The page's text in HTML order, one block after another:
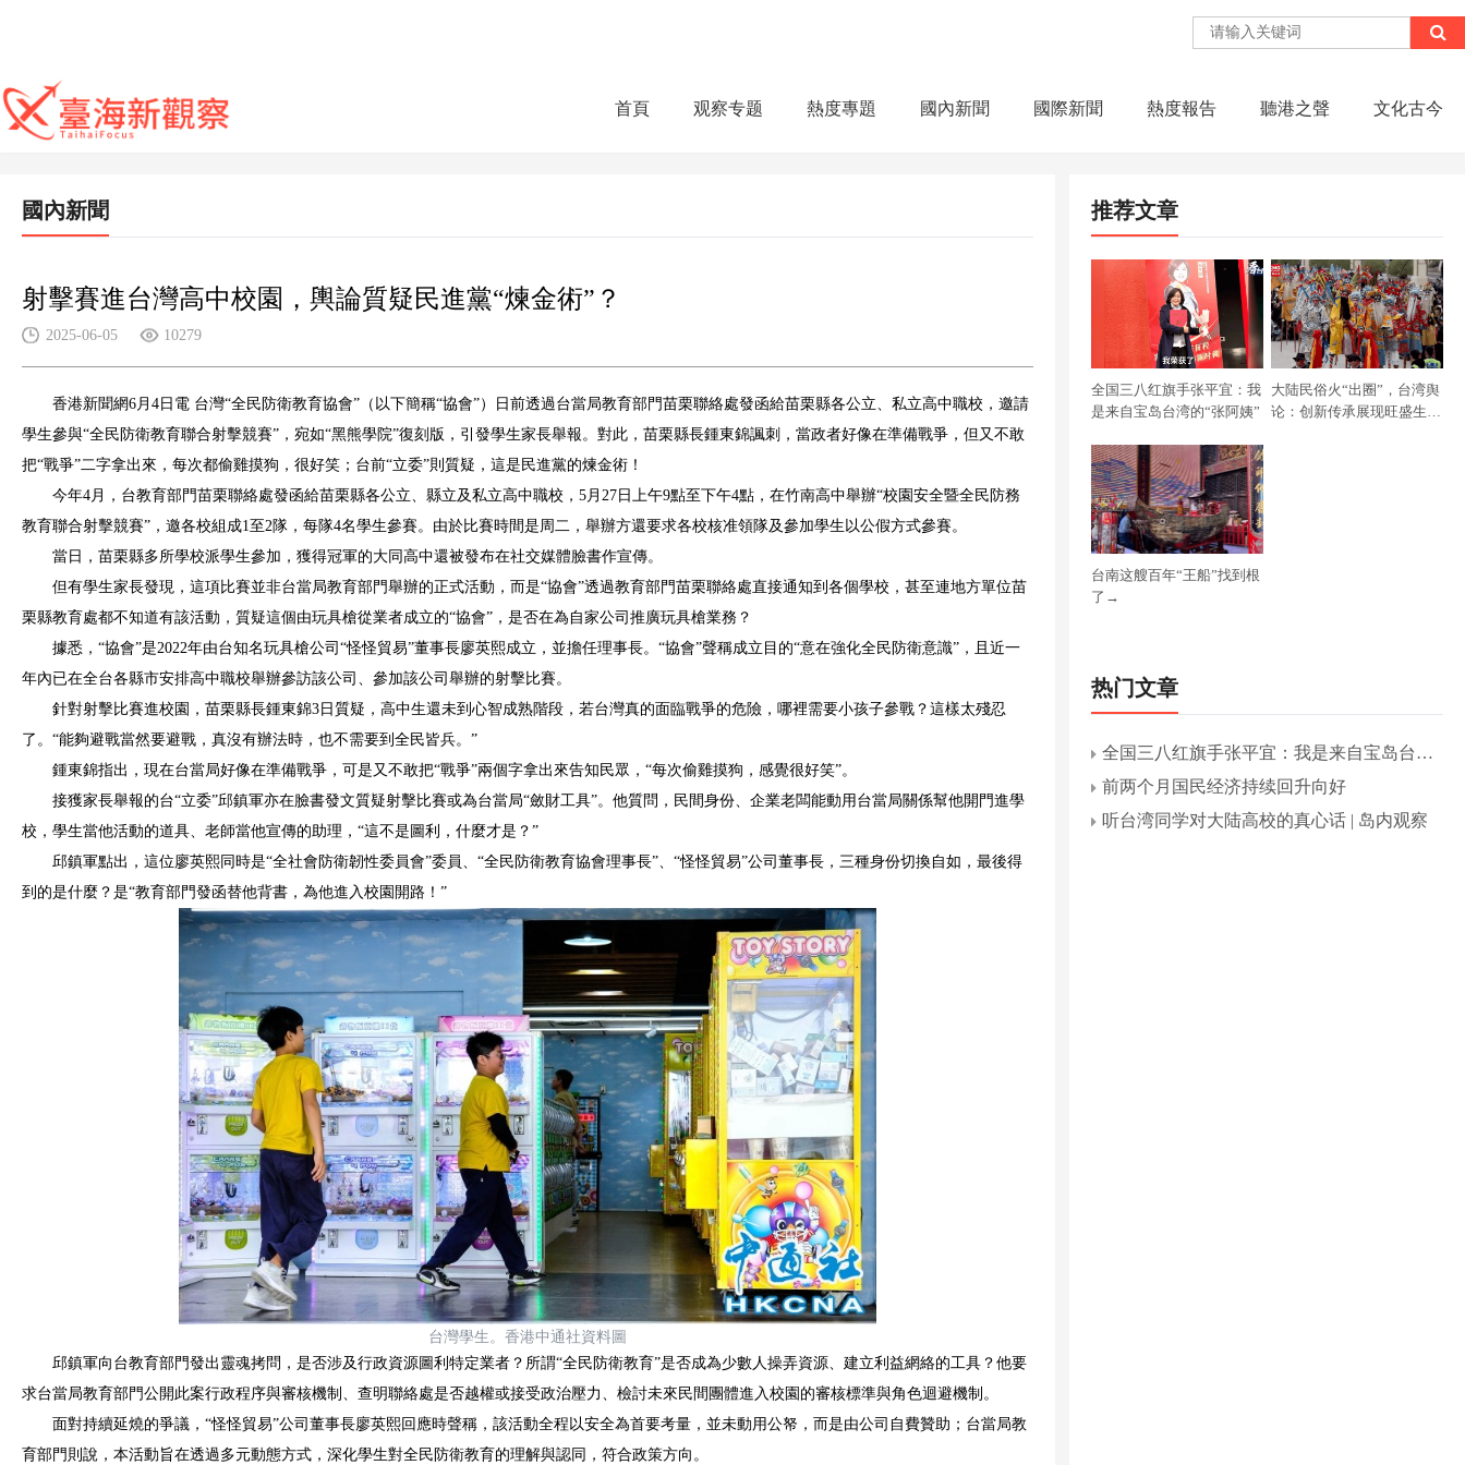
首頁 观察专题 熱度專題 國內新聞 國際新聞 熱度報告 聽港之聲 文化古今
國內新聞
射擊賽進台灣高中校園，輿論質疑民進黨“煉金術”？
2025-06-05 10279
香港新聞網6月4日電 台灣“全民防衛教育協會”（以下簡稱“協會”）日前透過台當局教育部門苗栗聯絡處發函給苗栗縣各公立、私立高中職校，邀請
學生參與“全民防衛教育聯合射擊競賽”，宛如“黑熊學院”復刻版，引發學生家長舉報。對此，苗栗縣長鍾東錦諷刺，當政者好像在準備戰爭，但又不敢
把“戰爭”二字拿出來，每次都偷雞摸狗，很好笑；台前“立委”則質疑，這是民進黨的煉金術！
今年4月，台教育部門苗栗聯絡處發函給苗栗縣各公立、縣立及私立高中職校，5月27日上午9點至下午4點，在竹南高中舉辦“校園安全暨全民防務
教育聯合射擊競賽”，邀各校組成1至2隊，每隊4名學生參賽。由於比賽時間是周二，舉辦方還要求各校核准領隊及參加學生以公假方式參賽。
當日，苗栗縣多所學校派學生參加，獲得冠軍的大同高中還被發布在社交媒體臉書作宣傳。
但有學生家長發現，這項比賽並非台當局教育部門舉辦的正式活動，而是“協會”透過教育部門苗栗聯絡處直接通知到各個學校，甚至連地方單位苗
栗縣教育處都不知道有該活動，質疑這個由玩具槍從業者成立的“協會”，是否在為自家公司推廣玩具槍業務？
據悉，“協會”是2022年由台知名玩具槍公司“怪怪貿易”董事長廖英熙成立，並擔任理事長。“協會”聲稱成立目的“意在強化全民防衛意識”，且近一
年內已在全台各縣市安排高中職校舉辦參訪該公司、參加該公司舉辦的射擊比賽。
針對射擊比賽進校園，苗栗縣長鍾東錦3日質疑，高中生還未到心智成熟階段，若台灣真的面臨戰爭的危險，哪裡需要小孩子參戰？這樣太殘忍
了。“能夠避戰當然要避戰，真沒有辦法時，也不需要到全民皆兵。”
鍾東錦指出，現在台當局好像在準備戰爭，可是又不敢把“戰爭”兩個字拿出來告知民眾，“每次偷雞摸狗，感覺很好笑”。
接獲家長舉報的台“立委”邱鎮軍亦在臉書發文質疑射擊比賽或為台當局“斂財工具”。他質問，民間身份、企業老闆能動用台當局關係幫他開門進學
校，學生當他活動的道具、老師當他宣傳的助理，“這不是圖利，什麼才是？”
邱鎮軍點出，這位廖英熙同時是“全社會防衛韌性委員會”委員、“全民防衛教育協會理事長”、“怪怪貿易”公司董事長，三種身份切換自如，最後得
到的是什麼？是“教育部門發函替他背書，為他進入校園開路！”
台灣學生。香港中通社資料圖
邱鎮軍向台教育部門發出靈魂拷問，是否涉及行政資源圖利特定業者？所謂“全民防衛教育”是否成為少數人操弄資源、建立利益網絡的工具？他要
求台當局教育部門公開此案行政程序與審核機制、查明聯絡處是否越權或接受政治壓力、檢討未來民間團體進入校園的審核標準與角色迴避機制。
面對持續延燒的爭議，“怪怪貿易”公司董事長廖英熙回應時聲稱，該活動全程以安全為首要考量，並未動用公帑，而是由公司自費贊助；台當局教
育部門則說，本活動旨在透過多元動態方式，深化學生對全民防衛教育的理解與認同，符合政策方向。
推荐文章
全国三八红旗手张平宜：我
是来自宝岛台湾的“张阿姨”
大陆民俗火“出圈”，台湾舆
论：创新传承展现旺盛生命
台南这艘百年“王船”找到根
了→
热门文章
全国三八红旗手张平宜：我是来自宝岛台湾
的“张阿姨”
前两个月国民经济持续回升向好
听台湾同学对大陆高校的真心话 | 岛内观察